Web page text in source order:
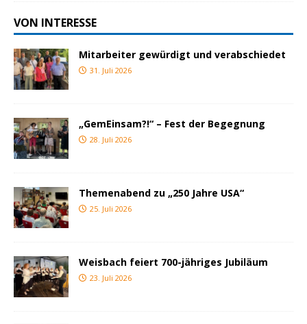
VON INTERESSE
Mitarbeiter gewürdigt und verabschiedet
31. Juli 2026
„GemEinsam?!“ – Fest der Begegnung
28. Juli 2026
Themenabend zu „250 Jahre USA“
25. Juli 2026
Weisbach feiert 700-jähriges Jubiläum
23. Juli 2026